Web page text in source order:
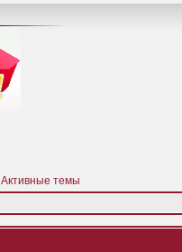
Активные темы